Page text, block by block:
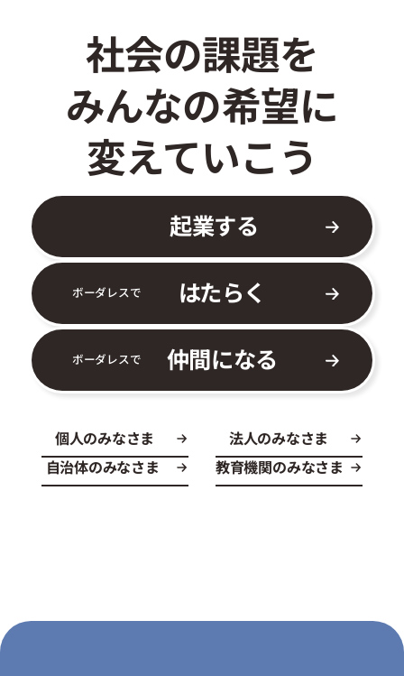
社会の課題を
みんなの希望に
変えていこう
起業する
ボーダレスで はたらく
ボーダレスで 仲間になる
個人のみなさま
法人のみなさま
自治体のみなさま
教育機関のみなさま